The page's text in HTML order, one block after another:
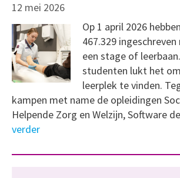
12 mei 2026
Op 1 april 2026
467.329
een stage of
studenten lukt het
leerplek te vinden.
kampen met name de opleidingen
Helpende Zorg en Welzijn, Software
verder